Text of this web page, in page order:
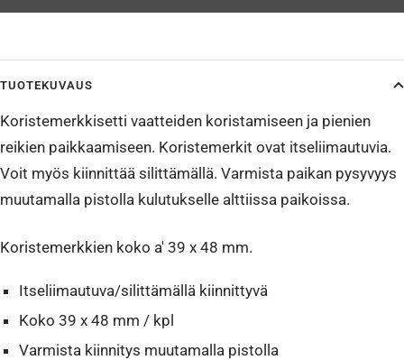
TUOTEKUVAUS
Koristemerkkisetti vaatteiden koristamiseen ja pienien
reikien paikkaamiseen. Koristemerkit ovat itseliimautuvia.
Voit myös kiinnittää silittämällä. Varmista paikan pysyvyys
muutamalla pistolla kulutukselle alttiissa paikoissa.
Koristemerkkien koko a' 39 x 48 mm.
Itseliimautuva/silittämällä kiinnittyvä
Koko 39 x 48 mm / kpl
Varmista kiinnitys muutamalla pistolla